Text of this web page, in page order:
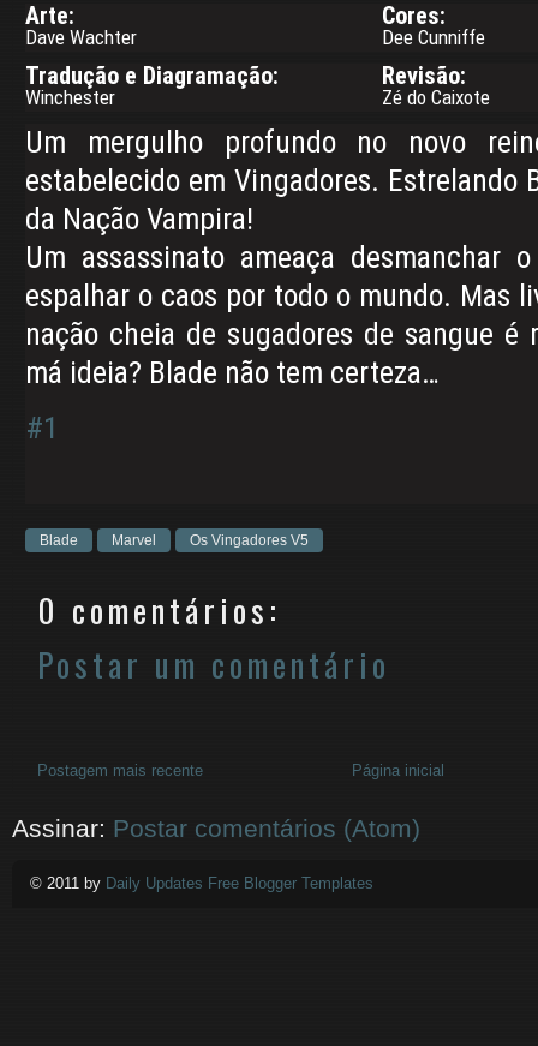
Arte:
Dave Wachter
Cores:
Dee Cunniffe
Tradução e Diagramação:
Winchester
Revisão:
Zé do Caixote
Um mergulho profundo no novo
estabelecido em Vingadores. Estrelando
da Nação Vampira!
Um assassinato ameaça desmanchar
espalhar o caos por todo o mundo. Mas
nação cheia de sugadores de sangue é
má ideia? Blade não tem certeza…
#1
Blade Marvel Os Vingadores V5
0 comentários:
Postar um comentário
Postagem mais recente Página inicial
Assinar: Postar comentários (Atom)
© 2011 by Daily Updates Free Blogger Templates